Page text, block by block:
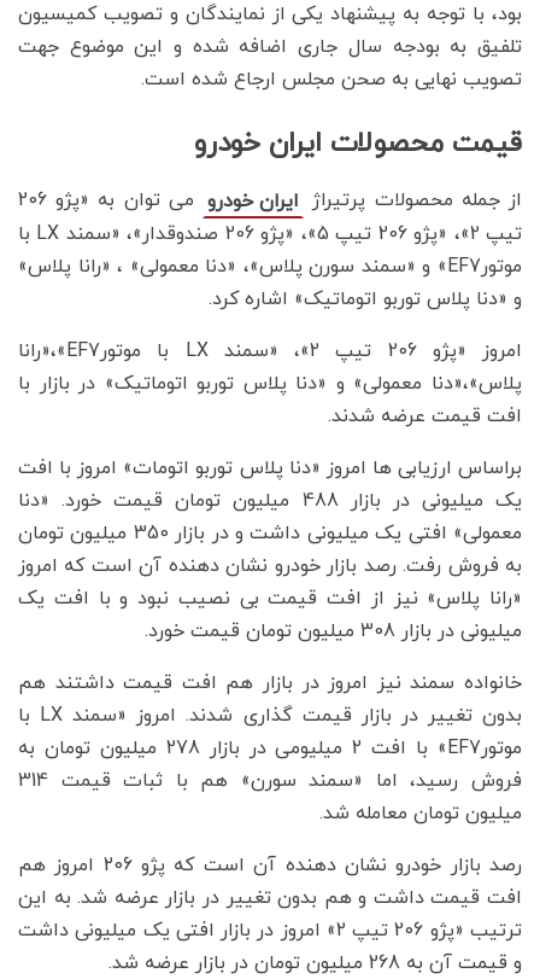
بود، با توجه به پیشنهاد یکی از نمایندگان و تصویب کمیسیون
تلفیق به بودجه سال جاری اضافه شده و این موضوع جهت
تصویب نهایی به صحن مجلس ارجاع شده است.
قیمت محصولات ایران خودرو
از جمله محصولات پرتیراژ ایران خودرو
می توان به «پژو 206
تیپ 2»، «پژو 206 تیپ 5»، «پژو 206 صندوقدار»، «سمند LX با
موتورEF7» و «سمند سورن پلاس»، «دنا معمولی» ، «رانا پلاس»
و «دنا پلاس توربو اتوماتیک» اشاره کرد.
امروز «پژو 206 تیپ 2»، «سمند LX با موتورEF7»،«رانا
پلاس»،«دنا معمولی» و «دنا پلاس توربو اتوماتیک» در بازار با
افت قیمت عرضه شدند.
براساس ارزیابی ها امروز «دنا پلاس توربو اتومات» امروز با افت
یک میلیونی در بازار 488 میلیون تومان قیمت خورد. «دنا
معمولی» افتی یک میلیونی داشت و در بازار 350 میلیون تومان
به فروش رفت. رصد بازار خودرو نشان دهنده آن است که امروز
«رانا پلاس» نیز از افت قیمت بی نصیب نبود و با افت یک
میلیونی در بازار 308 میلیون تومان قیمت خورد.
خانواده سمند نیز امروز در بازار هم افت قیمت داشتند هم
بدون تغییر در بازار قیمت گذاری شدند. امروز «سمند LX با
موتورEF7» با افت 2 میلیومی در بازار 278 میلیون تومان به
فروش رسید، اما «سمند سورن» هم با ثبات قیمت 314
میلیون تومان معامله شد.
رصد بازار خودرو نشان دهنده آن است که پژو 206 امروز هم
افت قیمت داشت و هم بدون تغییر در بازار عرضه شد. به این
ترتیب «پژو 206 تیپ 2» امروز در بازار افتی یک میلیونی داشت
و قیمت آن به 268 میلیون تومان در بازار عرضه شد.